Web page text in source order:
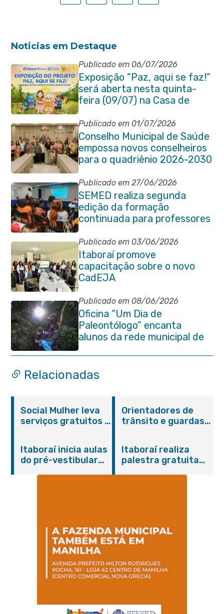
Noticias em Destaque
Publicado em 06/07/2026
Exposição “Paz, aqui se faz!”
será aberta nesta quinta-
feira (09/07) na Casa de
Cultura Heloísa Alberto
Torres
Publicado em 01/07/2026
Conselho Municipal de Saúde
empossa novos conselheiros
para o quadriênio 2026-2030
Publicado em 27/06/2026
SEMED realiza segunda
edição da formação
continuada para professores
e coordenadores
pedagógicos
Publicado em 03/06/2026
Itaboraí promove
capacitação sobre o novo
CadEJA
Publicado em 08/06/2026
Oficina “Um Dia de
Paleontólogo” encanta
alunos da rede municipal de
Itaboraí
Relacionadas
Social Mulher leva
serviços gratuitos à
sexta-feira (07/08)
Orientadores de
trânsito e guardas
primeiros socorros
em Itaboraí
Itaboraí inicia aulas
do pré-vestibular
Itaboraí realiza
palestra gratuita